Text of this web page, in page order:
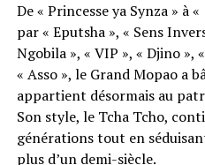
De « Princesse ya Synza » à
par « Eputsha », « Sens
Ngobila », « VIP », « Djino »,
« Asso », le Grand Mopao a
appartient désormais au
Son style, le Tcha Tcho,
générations tout en
plus d’un demi-siècle.